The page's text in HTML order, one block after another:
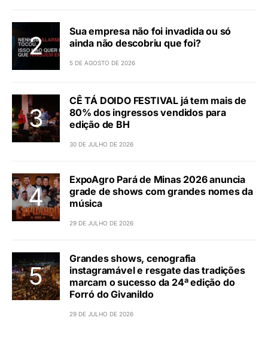
Sua empresa não foi invadida ou só
ainda não descobriu que foi?
5 DE AGOSTO DE 2026
CÊ TÁ DOIDO FESTIVAL já tem mais de
80% dos ingressos vendidos para
edição de BH
30 DE JULHO DE 2026
ExpoAgro Pará de Minas 2026 anuncia
grade de shows com grandes nomes da
música
29 DE JULHO DE 2026
Grandes shows, cenografia
instagramável e resgate das tradições
marcam o sucesso da 24ª edição do
Forró do Givanildo
29 DE JULHO DE 2026